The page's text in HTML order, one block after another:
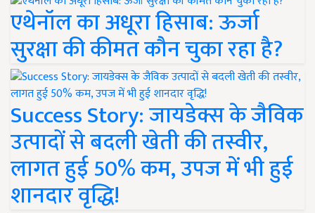
एथेनॉल का अधूरा हिसाब: ऊर्जा
सुरक्षा की कीमत कौन चुका रहा है?
Success Story: जायडेक्स के जैविक
उत्पादों से बदली खेती की तस्वीर,
लागत हुई 50% कम, उपज में भी हुई
शानदार वृद्धि!